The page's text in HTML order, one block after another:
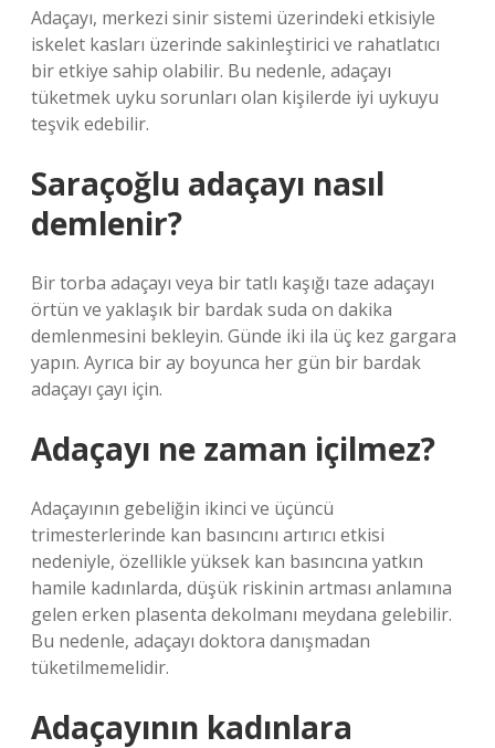
Adaçayı, merkezi sinir sistemi üzerindeki etkisiyle
iskelet kasları üzerinde sakinleştirici ve rahatlatıcı
bir etkiye sahip olabilir. Bu nedenle, adaçayı
tüketmek uyku sorunları olan kişilerde iyi uykuyu
teşvik edebilir.
Saraçoğlu adaçayı nasıl
demlenir?
Bir torba adaçayı veya bir tatlı kaşığı taze adaçayı
örtün ve yaklaşık bir bardak suda on dakika
demlenmesini bekleyin. Günde iki ila üç kez gargara
yapın. Ayrıca bir ay boyunca her gün bir bardak
adaçayı çayı için.
Adaçayı ne zaman içilmez?
Adaçayının gebeliğin ikinci ve üçüncü
trimesterlerinde kan basıncını artırıcı etkisi
nedeniyle, özellikle yüksek kan basıncına yatkın
hamile kadınlarda, düşük riskinin artması anlamına
gelen erken plasenta dekolmanı meydana gelebilir.
Bu nedenle, adaçayı doktora danışmadan
tüketilmemelidir.
Adaçayının kadınlara